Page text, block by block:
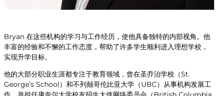
Bryan 在这些机构的学习与工作经历，使他具备独特的内部视角。他
丰富的经验和不懈的工作态度，帮助了许多学生顺利进入理想学校，
实现升学目标。
他的大部分职业生涯都专注于教育领域，曾在圣乔治学校（St.
George’s School）和不列颠哥伦比亚大学（UBC）从事机构发展工